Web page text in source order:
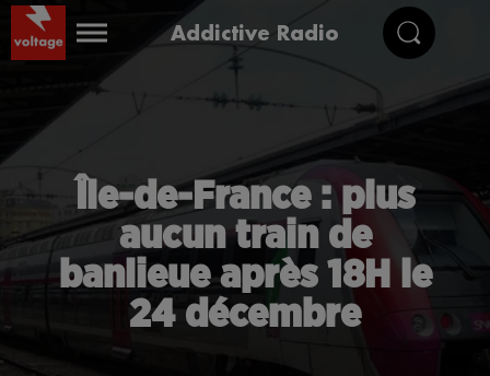
Addictive Radio
Île-de-France : plus
aucun train de
banlieue après 18H le
24 décembre